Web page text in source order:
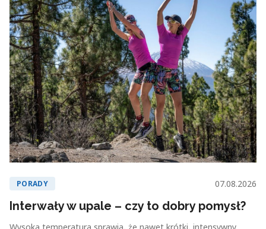
PORADY 07.08.2026
Interwały w upale – czy to dobry pomysł?